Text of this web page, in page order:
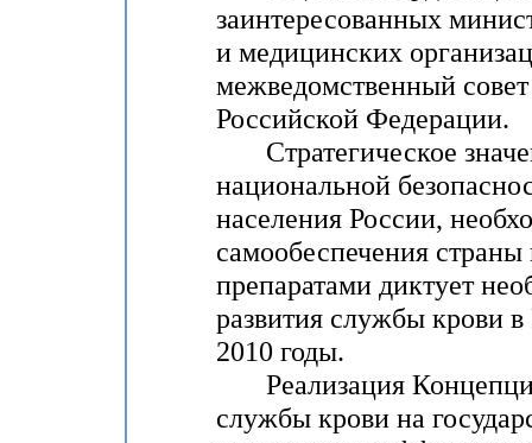
заинтересованных
и медицинских
межведомственный
Российской Федерации.
Стратегическое
национальной
населения России,
самообеспечения
препаратами диктует
развития службы крови
2010 годы.
Реализация
службы крови на